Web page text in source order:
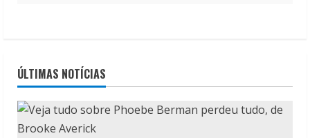
ÚLTIMAS NOTÍCIAS